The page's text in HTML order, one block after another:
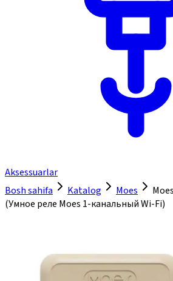
Aksessuarlar
Bosh sahifa
Katalog Moes
(Умное реле Moes 1-канальный Wi-Fi)